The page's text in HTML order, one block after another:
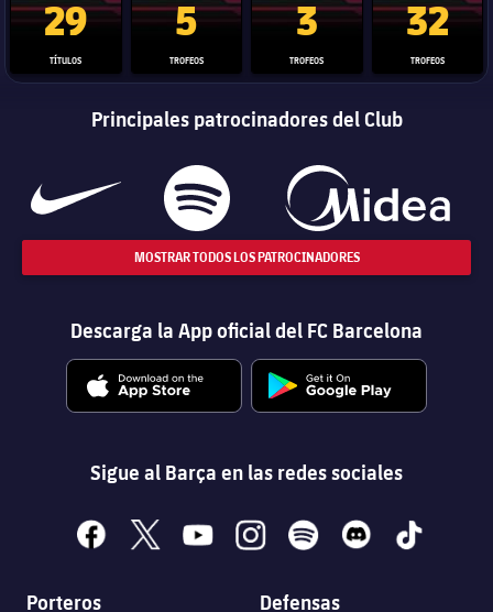
29
TÍTULOS
5
TROFEOS
3
TROFEOS
32
TROFEOS
Principales patrocinadores del Club
MOSTRAR TODOS LOS PATROCINADORES
Descarga la App oficial del FC Barcelona
Sigue al Barça en las redes sociales
facebook
x youtubeinstagramspotify discord tiktok
Porteros Defensas